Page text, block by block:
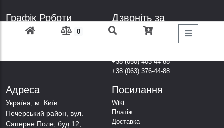
0
Графік Роботи
Пн-Пт: з 9: 00 до 18: 00
Дзвоніть за
телефонами
+38 (050) 403-44-88
+38 (063) 376-44-88
Адреса
Українa, м. Київ.
Печерський район, вул.
Саперне Поле, буд.12,
Посилання
Wiki
Платіж
Доставка